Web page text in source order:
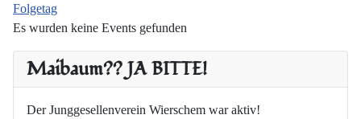
Maibaum?? JA BITTE!
Der Junggesellenverein Wierschem war aktiv!
Folgetag
Es wurden keine Events gefunden